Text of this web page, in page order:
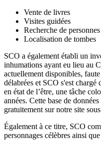
Vente de livres
Visites guidées
Recherche de
Localisation de tombes
SCO a également établi un
inhumations ayant eu lieu au
actuellement disponibles,
délabrées et SCO s'est
en état de l’être, une tâche
années. Cette base de
gratuitement sur notre site
Également à ce titre, SCO
personnages célèbres ainsi